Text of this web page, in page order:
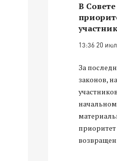
В
13:36 20
За
законов,